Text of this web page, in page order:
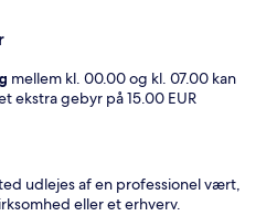
mellem kl. 00.00 og kl. 07.00 kan
ekstra gebyr på 15.00 EUR
udlejes af en professionel vært,
eller et erhverv.